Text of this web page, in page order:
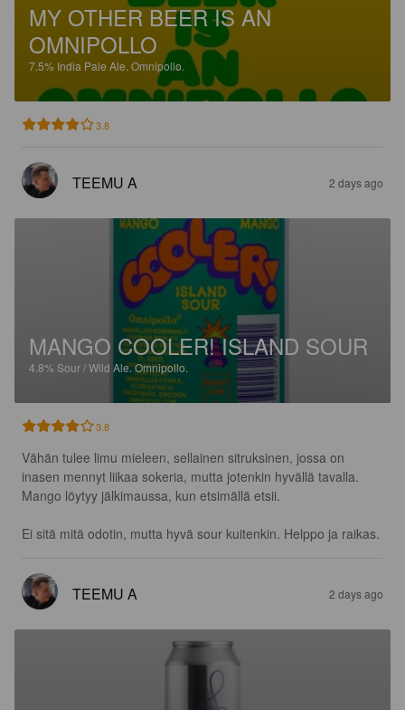
MY OTHER BEER IS AN
OMNIPOLLO
7.5% India Pale Ale. Omnipollo.
3.8
TEEMU A 2 days ago
MANGO COOLER! ISLAND SOUR
4.8% Sour / Wild Ale.Omnipollo.
3.8
Vähän tulee limu mieleen, sellainen sitruksinen, jossa on
inasen mennyt liikaa sokeria, mutta jotenkin hyvällä tavalla.
Mango löytyy jälkimaussa, kun etsimällä etsii.
Ei sitä mitä odotin, mutta hyvä sour kuitenkin. Helppo ja raikas.
TEEMU A 2 days ago